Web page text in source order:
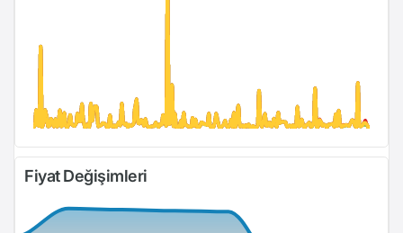
Fiyat Değişimleri